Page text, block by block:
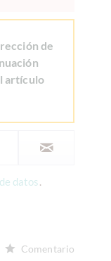
de
artículo
datos.
Comentario